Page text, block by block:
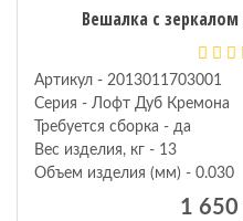
Вешалка с
Артикул - 2013011703001
Серия - Лофт Дуб Кремона
Требуется сборка - да
Вес изделия, кг - 13
Объем изделия (мм) - 0.030
1 650